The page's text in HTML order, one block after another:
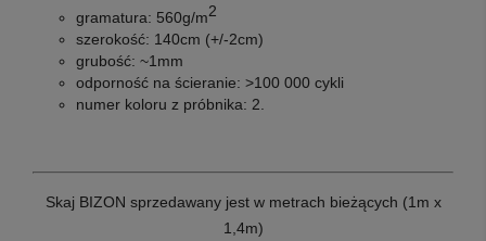
gramatura: 560g/m2
szerokość: 140cm (+/-2cm)
grubość: ~1mm
odporność na ścieranie: >100 000 cykli
numer koloru z próbnika: 2.
Skaj BIZON sprzedawany jest w metrach bieżących (1m x
1,4m)